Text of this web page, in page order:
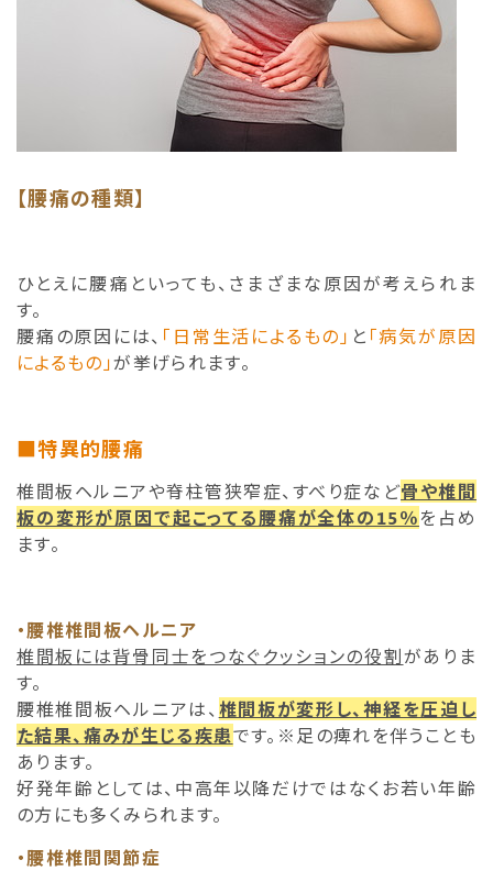
【腰痛の種類】
ひとえに腰痛といっても、さまざまな原因が考えられま
す。
腰痛の原因には、 「日常生活によるもの」 と 「病気が原因
によるもの」が挙げられます。
■特異的腰痛
椎間板ヘルニアや脊柱管狭窄症、すべり症など骨や椎間
板の変形が原因で起こってる腰痛が全体の15％を占め
ます。
・腰椎椎間板ヘルニア
椎間板には背骨同士をつなぐクッションの役割がありま
す。
腰椎椎間板ヘルニアは、 椎間板が変形し、神経を圧迫し
た結果、痛みが生じる疾患です。※足の痺れを伴うことも
あります。
好発年齢としては、中高年以降だけではなくお若い年齢
の方にも多くみられます。
・腰椎椎間関節症